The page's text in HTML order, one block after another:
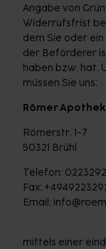
Angabe von
Widerrufsfrist
dem Sie oder
der Beförderer
haben bzw. hat.
müssen Sie uns:
Römer
Römerstr. 1-7
50321 Brühl
Telefon:
Fax:
Email:
mittels einer